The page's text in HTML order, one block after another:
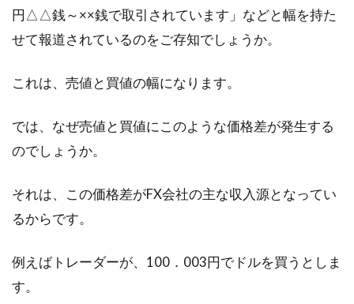
最近、大いに盛り上がりを見せていた仮想通貨
と言えば、ビットコインですよね。2017年の1
年間...
お金の「1k」は1000円ってこと？そ
の間取りを示していたり、金の純度を表してい
円△△銭～××銭で取引されています」などと幅を持た
せて報道されているのをご存知でしょうか。
これは、売値と買値の幅になります。
では、なぜ売値と買値にこのような価格差が発生する
のでしょうか。
それは、この価格差がFX会社の主な収入源となってい
るからです。
例えばトレーダーが、100．003円でドルを買うとしま
す。